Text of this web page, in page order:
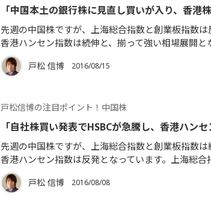
「中国本土の銀行株に見直し買いが入り、香港
先週の中国株ですが、上海総合指数と創業板指数
香港ハンセン指数は続伸と、揃って強い相場展開と
戸松 信博 2016/08/15
戸松信博の注目ポイント！中国株
「自社株買い発表でHSBCが急騰し、香港ハンセ
先週の中国株ですが、上海総合指数と創業板指数
香港ハンセン指数は反発となっています。上海総合
戸松 信博 2016/08/08